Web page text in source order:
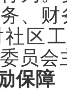
、
区
员
保障